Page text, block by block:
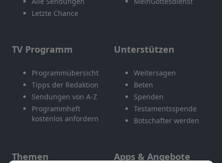
Letzte Chance
TV Programm
Programmübersicht
Tipps der Redaktion
Sendungen von A-Z
Programmheft
kostenlos anfordern
Unterstützen
Weitersagen
Beten
Spenden
Testamentsspende
Botschafter werden
Themen Apps & Angebote